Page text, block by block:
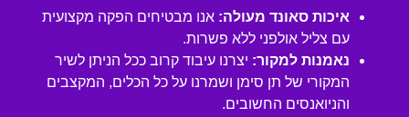
איכות סאונד מעולה: אנו מבטיחים הפקה מקצועית
עם צליל אולפני ללא פשרות.
נאמנות למקור: יצרנו עיבוד קרוב ככל הניתן לשיר
המקורי של תן סימן ושמרנו על כל הכלים, המקצבים
והניואנסים החשובים.